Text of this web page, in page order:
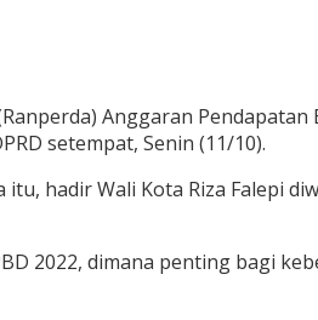
Anggaran Pendapatan
setempat, Senin (11/10).
hadir Wali Kota Riza Falepi
2022, dimana penting bagi